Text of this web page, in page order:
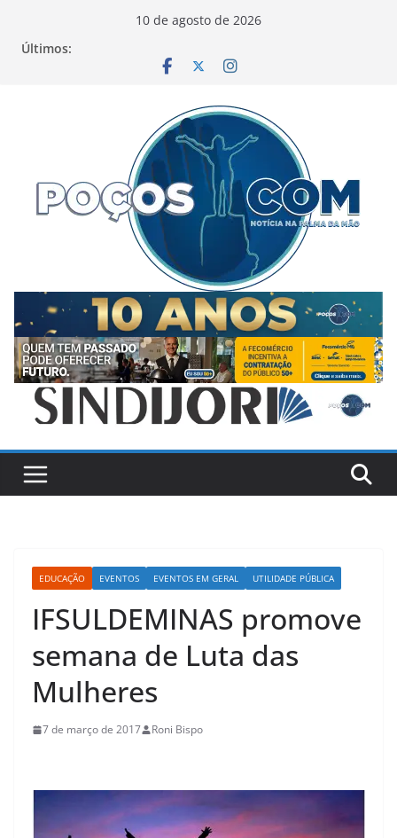
10 de agosto de 2026
Últimos:
EDUCAÇÃO EVENTOS EVENTOS EM GERAL UTILIDADE PÚBLICA
IFSULDEMINAS promove
semana de Luta das
Mulheres
7 de março de 2017 Roni Bispo